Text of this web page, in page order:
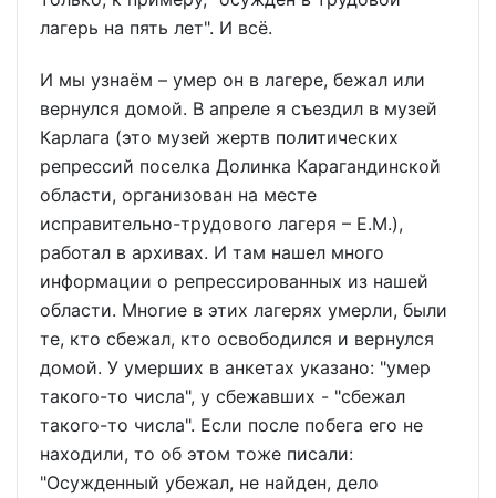
лагерь на пять лет". И всё.
И мы узнаём – умер он в лагере, бежал или
вернулся домой. В апреле я съездил в музей
Карлага (это музей жертв политических
репрессий поселка Долинка Карагандинской
области, организован на месте
исправительно-трудового лагеря – Е.М.),
работал в архивах. И там нашел много
информации о репрессированных из нашей
области. Многие в этих лагерях умерли, были
те, кто сбежал, кто освободился и вернулся
домой. У умерших в анкетах указано: "умер
такого-то числа", у сбежавших - "сбежал
такого-то числа". Если после побега его не
находили, то об этом тоже писали:
"Осужденный убежал, не найден, дело